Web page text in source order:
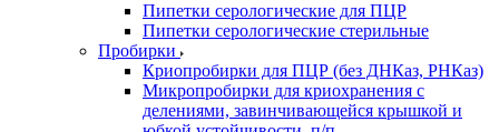
Пипетки серологические для ПЦР
Пипетки серологические стерильные
Пробирки
Криопробирки для ПЦР (без ДНКаз, РНКаз)
Микропробирки для криохранения с
делениями, завинчивающейся крышкой и